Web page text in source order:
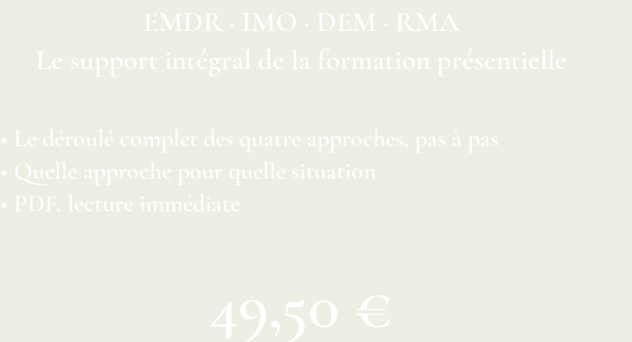
EMDR · IMO · DEM · RMA
Le support intégral de la formation présentielle
• Le déroulé complet des quatre approches, pas à pas
• Quelle approche pour quelle situation
• PDF, lecture immédiate
49,50 €